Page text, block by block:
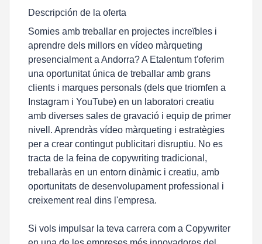
Descripción de la oferta
Somies amb treballar en projectes increïbles i
aprendre dels millors en vídeo màrqueting
presencialment a Andorra? A Etalentum t'oferim
una oportunitat única de treballar amb grans
clients i marques personals (dels que triomfen a
Instagram i YouTube) en un laboratori creatiu
amb diverses sales de gravació i equip de primer
nivell. Aprendràs vídeo màrqueting i estratègies
per a crear contingut publicitari disruptiu. No es
tracta de la feina de copywriting tradicional,
treballaràs en un entorn dinàmic i creatiu, amb
oportunitats de desenvolupament professional i
creixement real dins l'empresa.
Si vols impulsar la teva carrera com a Copywriter